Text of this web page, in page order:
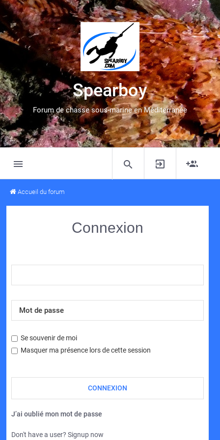
Spearboy
Forum de chasse sous-marine en Méditerranée
Accueil du forum
Connexion
Se souvenir de moi
Masquer ma présence lors de cette session
J’ai oublié mon mot de passe
Don't have a user? Signup now